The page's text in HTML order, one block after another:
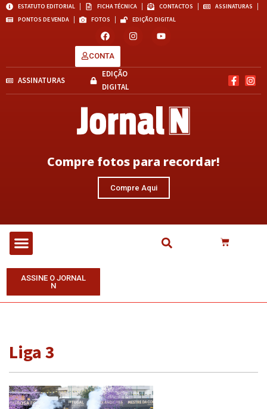
ESTATUTO EDITORIAL FICHA TÉCNICA CONTACTOS
ASSINATURAS
PONTOS DE VENDA
FOTOS EDIÇÃO DIGITAL
CONTA
ASSINATURAS
EDIÇÃO
DIGITAL
Compre fotos para recordar!
Compre Aqui
ASSINE O JORNAL
N
Liga 3